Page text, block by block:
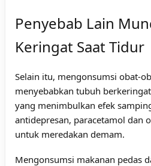
Penyebab Lain
Keringat Saat Tidur
Selain itu, mengonsumsi obat-
menyebabkan tubuh
yang menimbulkan efek
antidepresan, paracetamol dan
untuk meredakan demam.
Mengonsumsi makanan pedas